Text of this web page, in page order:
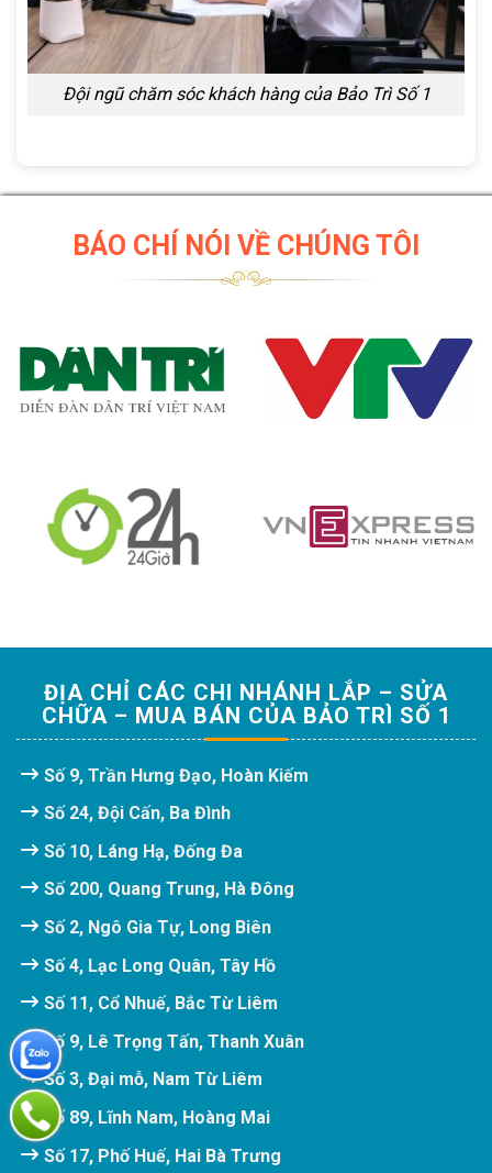
Đội ngũ chăm sóc khách hàng của Bảo Trì Số 1
BÁO CHÍ NÓI VỀ CHÚNG TÔI
ĐỊA CHỈ CÁC CHI NHÁNH LẮP – SỬA
CHỮA – MUA BÁN CỦA BẢO TRÌ SỐ 1
Số 9, Trần Hưng Đạo, Hoàn Kiếm
Số 24, Đội Cấn, Ba Đình
Số 10, Láng Hạ, Đống Đa
Số 200, Quang Trung, Hà Đông
Số 2, Ngô Gia Tự, Long Biên
Số 4, Lạc Long Quân, Tây Hồ
Số 11, Cổ Nhuế, Bắc Từ Liêm
Số 9, Lê Trọng Tấn, Thanh Xuân
Số 3, Đại mỗ, Nam Từ Liêm
Số 89, Lĩnh Nam, Hoàng Mai
Số 17, Phố Huế, Hai Bà Trưng